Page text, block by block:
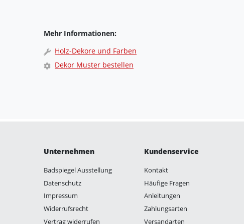
Mehr Informationen:
Holz-Dekore und Farben
Dekor Muster bestellen
Unternehmen
Badspiegel Ausstellung
Datenschutz
Impressum
Widerrufsrecht
Vertrag widerrufen
Kundenservice
Kontakt
Häufige Fragen
Anleitungen
Zahlungsarten
Versandarten